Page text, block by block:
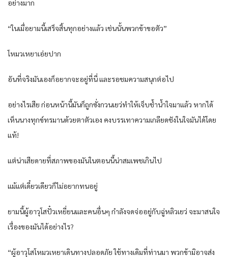
อย่างมาก
“ในเมื่อยามนี้เสร็จสิ้นทุกอย่างแล้ว เช่นนั้นพวกข้าขอตัว”
โหมวเหยาเอ่ยปาก
อันที่จริงมันเองก็อยากจะอยู่ที่นี่ และรอชมความสนุกต่อไป
อย่างไรเสีย ก่อนหน้านี้มันก็ถูกซั่งกวนเยว่ทำให้เจ็บช้ำน้ำใจมาแล้ว หากได้
เห็นนางทุกข์ทรมานด้วยตาตัวเอง คงบรรเทาความเกลียดชังในใจมันได้โดย
แท้!
แต่น่าเสียดายที่สภาพของมันในตอนนี้น่าสมเพชเกินไป
แม้แต่เดี๋ยวเดียวก็ไม่อยากทนอยู่
ยามนี้ผู้อาวุโสปั๋วเหยี่ยนและคนอื่นๆ กำลังจดจ่ออยู่กับฉู่หลิวเยว่ จะมาสนใจ
เรื่องของมันได้อย่างไร?
“ผู้อาวุโสโหมวเหยาเดินทางปลอดภัย ใช้ทางเดิมที่ท่านมา พวกข้ามิอาจส่ง